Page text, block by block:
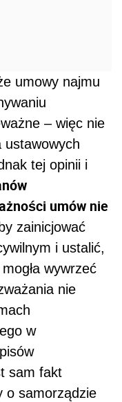
umowy najmu
– więc nie
ustawowych
tej opinii i
umów nie
zainicjować
i ustalić,
wywrzeć
nie
w
sam fakt
o samorządzie